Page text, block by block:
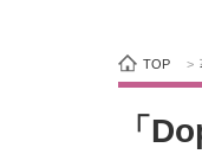
TOP >
「